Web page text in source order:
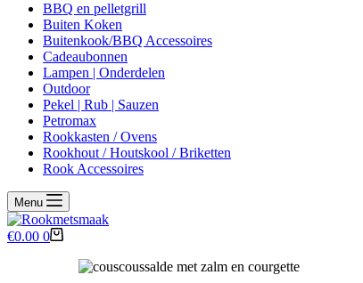
BBQ en pelletgrill
Buiten Koken
Buitenkook/BBQ Accessoires
Cadeaubonnen
Lampen | Onderdelen
Outdoor
Pekel | Rub | Sauzen
Petromax
Rookkasten / Ovens
Rookhout / Houtskool / Briketten
Rook Accessoires
Menu
Winkelwagen
€0.00 0